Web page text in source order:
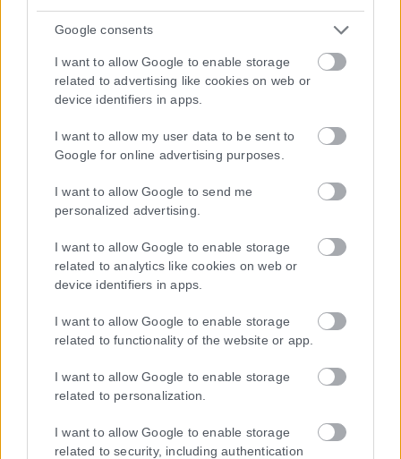
Google consents
I want to allow Google to enable storage
related to advertising like cookies on web or
device identifiers in apps.
I want to allow my user data to be sent to
Google for online advertising purposes.
I want to allow Google to send me
personalized advertising.
I want to allow Google to enable storage
related to analytics like cookies on web or
device identifiers in apps.
I want to allow Google to enable storage
related to functionality of the website or app.
I want to allow Google to enable storage
related to personalization.
I want to allow Google to enable storage
related to security, including authentication
Η εταιρεία με την επωνυμία “POLITICAL MEDIA GROUP A.E.” και κατ’
επέκταση η ιστοσελίδα που κατέχει αυτή “www.karfitsa.gr”
συμμορφώνονται με τη Σύσταση (ΕΕ) 2018/334 της Επιτροπής της
1ης Μαρτίου 2018 σχετικά με τα μέτρα για την αποτελεσματική
αντιμετώπιση του παράνομου περιεχομένου στο διαδίκτυο (L 63).
Μοναδικός αριθμός Μ.Η.Τ. 262048
ΤΑ ΠΡΩΤΟΣΕΛΙΔΑ ΣΗΜΕΡΑ